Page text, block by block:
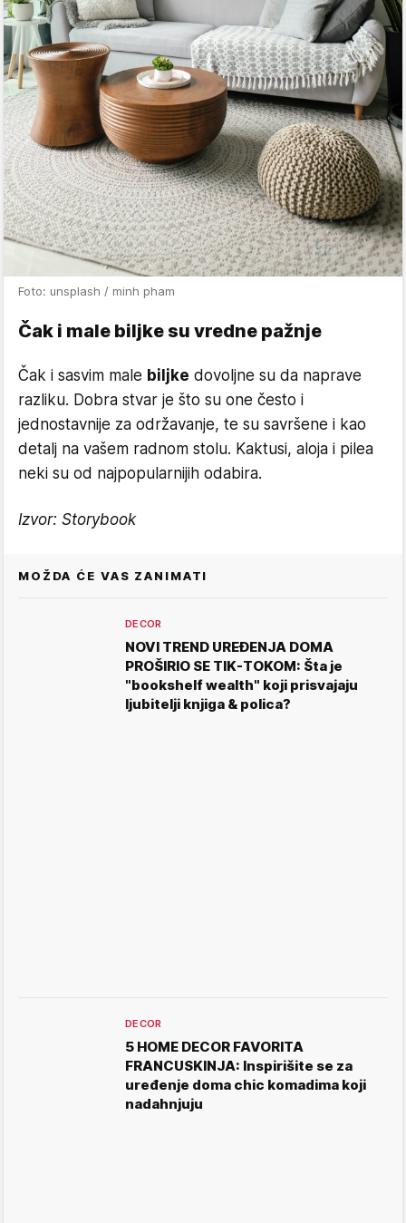
Foto: unsplash / minh pham
Čak i male biljke su vredne pažnje
Čak i sasvim male biljke dovoljne su da naprave
razliku. Dobra stvar je što su one često i
jednostavnije za održavanje, te su savršene i kao
detalj na vašem radnom stolu. Kaktusi, aloja i pilea
neki su od najpopularnijih odabira.
Izvor: Storybook
MOŽDA ĆE VAS ZANIMATI
DECOR
NOVI TREND UREĐENJA DOMA
PROŠIRIO SE TIK-TOKOM: Šta je
"bookshelf wealth" koji prisvajaju
ljubitelji knjiga & polica?
DECOR
5 HOME DECOR FAVORITA
FRANCUSKINJA: Inspirišite se za
uređenje doma chic komadima koji
nadahnjuju